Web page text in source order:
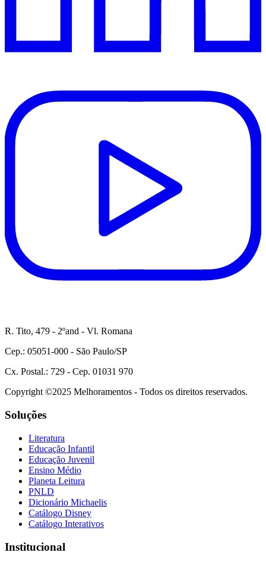
R. Tito, 479 - 2ºand - Vl. Romana
Cep.: 05051-000 - São Paulo/SP
Cx. Postal.: 729 - Cep. 01031 970
Copyright ©2025 Melhoramentos - Todos os direitos reservados.
Soluções
Literatura
Educação Infantil
Educação Juvenil
Ensino Médio
Planeta Leitura
PNLD
Dicionário Michaelis
Catálogo Disney
Catálogo Interativos
Institucional